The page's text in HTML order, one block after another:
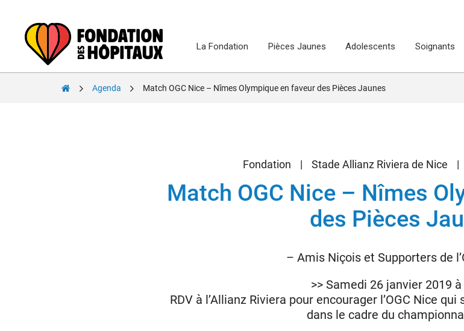
La Fondation Pièces Jaunes Adolescents Soignants
Agenda Match OGC Nice – Nîmes Olympique en faveur des Pièces Jaunes
Fondation | Stade Allianz Riviera de Nice |
Match OGC Nice – Nîmes
des Pièces
– Amis Niçois et Supporters de
>> Samedi 26 janvier 2019 à
RDV à l’Allianz Riviera pour encourager l’OGC Nice
dans le cadre du